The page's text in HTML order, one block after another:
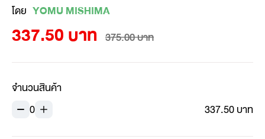
โดย YOMU MISHIMA
337.50 บาท 375.00 บาท
จำนวนสินค้า
0
337.50 บาท